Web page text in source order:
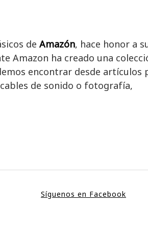
de Amazón, hace honor a
Amazon ha creado una
encontrar desde artículos
de sonido o fotografía,
Síguenos en Facebook